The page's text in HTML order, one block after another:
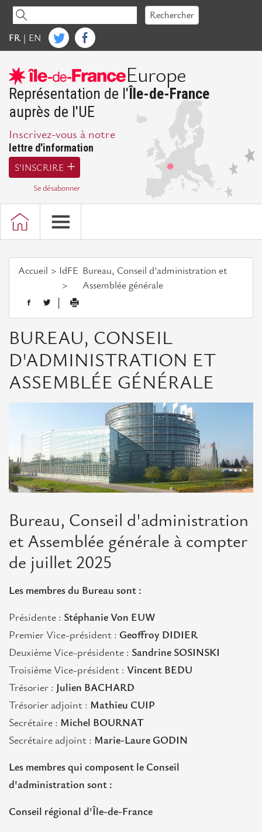
Accéder
contenu
Rechercher
FR | EN
Europe
Représentation de l'Île-de-France
auprès de l'UE
Inscrivez-vous à notre
lettre d'information
S'INSCRIRE
Se désabonner
Accueil IdFE Bureau, Conseil d'administration et
Assemblée générale
BUREAU, CONSEIL
D'ADMINISTRATION ET
ASSEMBLÉE GÉNÉRALE
Bureau, Conseil d'administration
et Assemblée générale à compter
de juillet 2025
Les membres du Bureau sont :
Présidente : Stéphanie Von EUW
Premier Vice-président : Geoffroy DIDIER
Deuxième Vice-présidente : Sandrine SOSINSKI
Troisième Vice-président : Vincent BEDU
Trésorier : Julien BACHARD
Trésorier adjoint : Mathieu CUIP
Secrétaire : Michel BOURNAT
Secrétaire adjoint : Marie-Laure GODIN
Les membres qui composent le Conseil
d'administration sont :
Conseil régional d'Île-de-France
IdFE
Mot
de
la
Présidente
Présentation
d'IdFE
Missions
Bureau,
Conseil
d'administration
Assemblée
L'équipe
Actualités européennes
Opportunités
Appels
projets
Consultations
Evénements
Evénements
L’Île-
de-
France
Europe
L'Europe en Île-de-France
Actualités
Projets
Positions
Contact